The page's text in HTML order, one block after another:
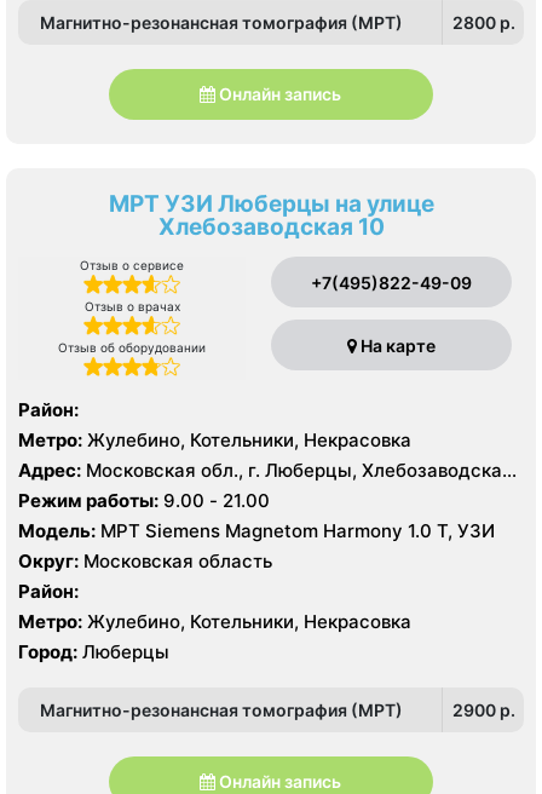
Магнитно-резонансная томография (МРТ) 2800 p.
Онлайн запись
МРТ УЗИ Люберцы на улице
Хлебозаводская 10
Отзыв о сервисе
Отзыв о врачах
Отзыв об оборудовании
+7(495)822-49-09
На карте
Район:
Метро: Жулебино, Котельники, Некрасовка
Адрес: Московская обл., г. Люберцы, Хлебозаводская
ул. 10
Режим работы: 9.00 - 21.00
Модель: МРТ Siemens Magnetom Harmony 1.0 Т, УЗИ
Округ: Московская область
Район:
Метро: Жулебино, Котельники, Некрасовка
Город: Люберцы
Магнитно-резонансная томография (МРТ) 2900 p.
Онлайн запись